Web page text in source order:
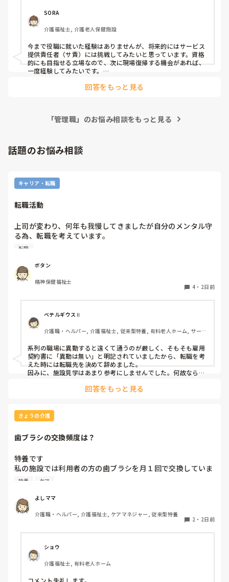
SORA
介護福祉士, 介護老人保健施設
今まで役職に就いた経験はありませんが、将来的にはサービス
提供責任者（サ責）には挑戦してみたいと思っています。資格
的にも目指せる立場なので、次に現場復帰する機会があれば、
一度経験してみたいです。
や利用者さんを支える役割には興味があります。
に忙しさがある方が時間もあっという間に過ぎて、やりがいを
回答をもっと見る
「管理職」のお悩み相談をもっと見る
話題のお悩み相談
キャリア・転職
転職活動
上司が変わり、何年も我慢してきましたが自分のメンタル守
る為、転職を考えています。
納得できる仕事に出会うまでの間
②系列の他職場に移動する
皆さんならどうしますか？
転職
ボタン
精神保健福祉士
4 ・ 2日前
ベテルギウスⅡ
介護職・ヘルパー, 介護福祉士, 従来型特養, 有料老人ホーム, サービ
ット型特養
系列の職場に異動すると遠くて通うのが厳しく、そもそも雇用
契約書に「異動は無い」と明記されていましたから、転職を考
えた時には転職先を決めて辞めました。
因みに、施設見学はあまり参考にしませんでした。何故なら、
断出来ないからです。職場の人間関係は働いてみないと分かり
回答をもっと見る
きょうの介護
歯ブラシの交換頻度は？
特養です
私の施設では利用者の方の歯ブラシを月１回で交換していま
す、みなさんのところはどれくらいの頻度で交換されていま
特養 ケア
よしママ
介護職・ヘルパー, 介護福祉士, ケアマネジャー, 従来型特養
2 ・ 2日前
ショウ
介護福祉士, 有料老人ホーム